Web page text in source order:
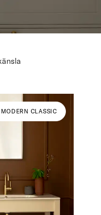
MODERN CLASSIC